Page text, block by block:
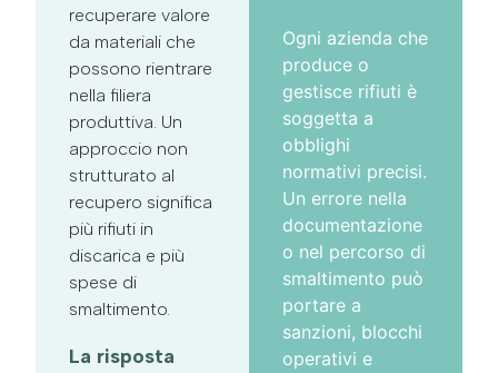
recuperare valore
da materiali che
possono rientrare
nella filiera
produttiva. Un
approccio non
strutturato al
recupero significa
più rifiuti in
discarica e più
spese di
smaltimento.
La risposta
Ogni azienda che
produce o
gestisce rifiuti è
soggetta a
obblighi
normativi precisi.
Un errore nella
documentazione
o nel percorso di
smaltimento può
portare a
sanzioni, blocchi
operativi e